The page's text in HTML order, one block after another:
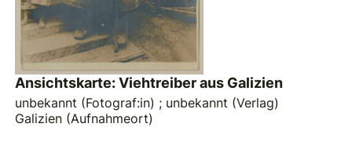
Ansichtskarte: Viehtreiber aus Galizien
unbekannt (Fotograf:in) ; unbekannt (Verlag)
Galizien (Aufnahmeort)